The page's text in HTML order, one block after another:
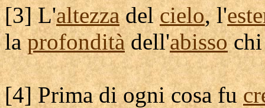
[3] L'altezzadelcielo, l'
laprofonditàdell'abissochi
[4] Prima di ogni cosa fu